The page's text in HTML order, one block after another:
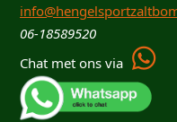
06-18589520
Chat met ons via